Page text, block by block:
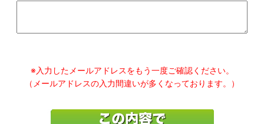
※入力したメールアドレスをもう一度ご確認ください。
（メールアドレスの入力間違いが多くなっております。）